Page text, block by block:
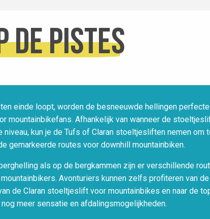
de pistes
einde loopt, worden de besneeuwde hellingen perfecte
mountainbikefans. Afhankelijk van wanneer de
niveau, kun je de Tufs of Claran stoeltjesliften nemen om
gemarkeerde routes voor downhill mountainbiken.
als op de bergkammen zijn er verschillende
Avonturiers kunnen zelfs profiteren van de
de Claran stoeltjeslift voor mountainbikes en naar de
meer sensatie en afdalingsmogelijkheden.